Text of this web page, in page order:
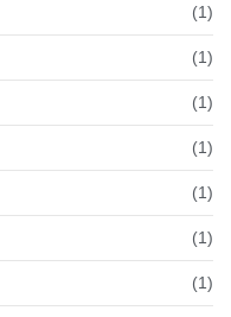
(1)
(1)
(1)
(1)
(1)
(1)
(1)